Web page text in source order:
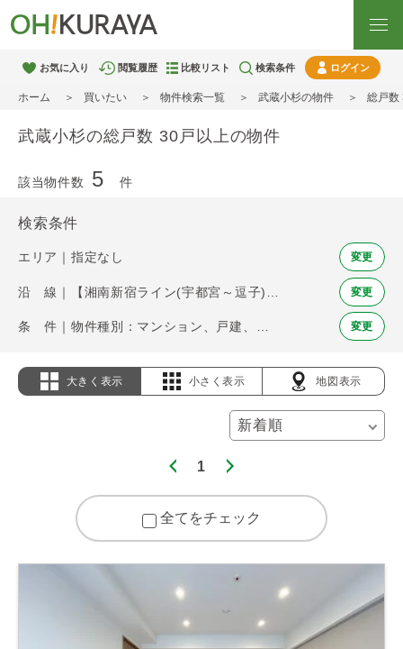
お気に入り 閲覧履歴 比較リスト 検索条件 ログイン
ホーム 買いたい 物件検索一覧 武蔵小杉の物件 総戸数
武蔵小杉の総戸数 30戸以上の物件
該当物件数 5 件
検索条件
エリア｜指定なし 変更
変更
変更
大きく表示 小さく表示 地図表示
1
全てをチェック